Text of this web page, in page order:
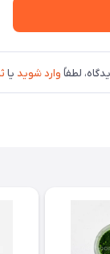
لطفاً وارد شوید یا